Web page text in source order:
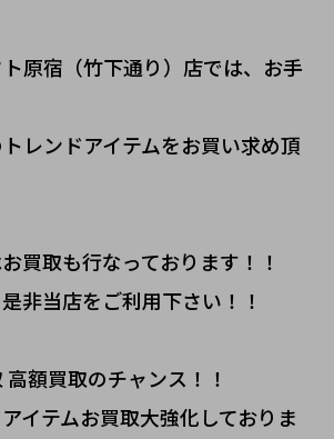
原宿（竹下通り）店では、お手
レンドアイテムをお買い求め頂
買取も行なっております！！
非当店をご利用下さい！！
額買取のチャンス！！
イテムお買取大強化しておりま